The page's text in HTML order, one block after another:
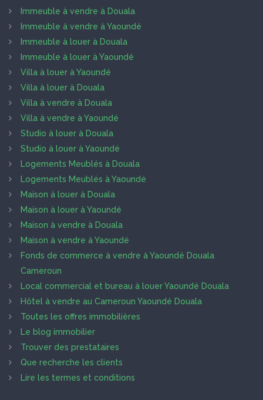
Immeuble à vendre à Douala
Immeuble à vendre à Yaoundé
Immeuble à louer à Douala
Immeuble à louer à Yaoundé
Villa à louer à Yaoundé
Villa à louer à Douala
Villa à vendre à Douala
Villa à vendre à Yaoundé
Studio à louer à Douala
Studio à louer à Yaoundé
Logements Meublés à Douala
Logements Meublés à Yaoundé
Maison à louer à Douala
Maison à louer à Yaoundé
Maison à vendre à Douala
Maison à vendre à Yaoundé
Fonds de commerce à vendre à Yaoundé Douala
Cameroun
Local commercial et bureau à louer Yaoundé Douala
Hôtel à vendre au Cameroun Yaoundé Douala
Toutes les offres immobilières
Le blog immobilier
Trouver des prestataires
Que recherche les clients
Lire les termes et conditions